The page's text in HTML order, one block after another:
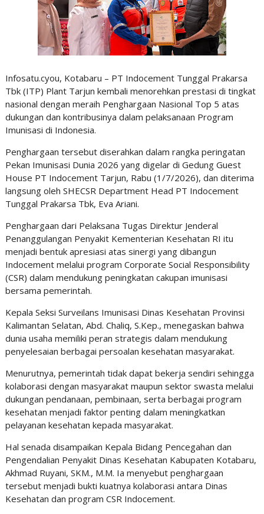
Infosatu.cyou, Kotabaru – PT Indocement Tunggal Prakarsa
Tbk (ITP) Plant Tarjun kembali menorehkan prestasi di tingkat
nasional dengan meraih Penghargaan Nasional Top 5 atas
dukungan dan kontribusinya dalam pelaksanaan Program
Imunisasi di Indonesia.
Penghargaan tersebut diserahkan dalam rangka peringatan
Pekan Imunisasi Dunia 2026 yang digelar di Gedung Guest
House PT Indocement Tarjun, Rabu (1/7/2026), dan diterima
langsung oleh SHECSR Department Head PT Indocement
Tunggal Prakarsa Tbk, Eva Ariani.
Penghargaan dari Pelaksana Tugas Direktur Jenderal
Penanggulangan Penyakit Kementerian Kesehatan RI itu
menjadi bentuk apresiasi atas sinergi yang dibangun
Indocement melalui program Corporate Social Responsibility
(CSR) dalam mendukung peningkatan cakupan imunisasi
bersama pemerintah.
Kepala Seksi Surveilans Imunisasi Dinas Kesehatan Provinsi
Kalimantan Selatan, Abd. Chaliq, S.Kep., menegaskan bahwa
dunia usaha memiliki peran strategis dalam mendukung
penyelesaian berbagai persoalan kesehatan masyarakat.
Menurutnya, pemerintah tidak dapat bekerja sendiri sehingga
kolaborasi dengan masyarakat maupun sektor swasta melalui
dukungan pendanaan, pembinaan, serta berbagai program
kesehatan menjadi faktor penting dalam meningkatkan
pelayanan kesehatan kepada masyarakat.
Hal senada disampaikan Kepala Bidang Pencegahan dan
Pengendalian Penyakit Dinas Kesehatan Kabupaten Kotabaru,
Akhmad Ruyani, SKM., M.M. Ia menyebut penghargaan
tersebut menjadi bukti kuatnya kolaborasi antara Dinas
Kesehatan dan program CSR Indocement.